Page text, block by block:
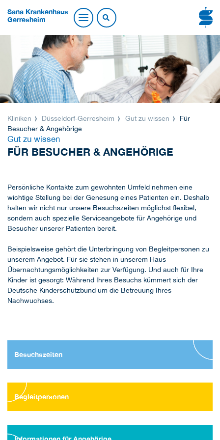
Sana Krankenhaus
Gerresheim
Kliniken Düsseldorf-Gerresheim Gut zu wissen
Für
Besucher & Angehörige
Gut zu wissen
FÜR BESUCHER & ANGEHÖRIGE
Persönliche Kontakte zum gewohnten Umfeld nehmen eine
wichtige Stellung bei der Genesung eines Patienten ein. Deshalb
halten wir nicht nur unsere Besuchszeiten möglichst flexibel,
sondern auch spezielle Serviceangebote für Angehörige und
Besucher unserer Patienten bereit.
Beispielsweise gehört die Unterbringung von Begleitpersonen zu
unserem Angebot. Für sie stehen in unserem Haus
Übernachtungsmöglichkeiten zur Verfügung. Und auch für Ihre
Kinder ist gesorgt: Während Ihres Besuchs kümmert sich der
Deutsche Kinderschutzbund um die Betreuung Ihres
Nachwuchses.
Besuchszeiten
Begleitpersonen